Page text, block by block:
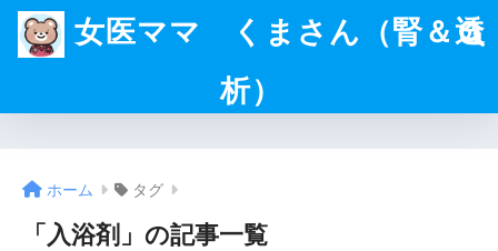
女医ママ くまさん（腎＆透
析）
ホーム タグ
「入浴剤」の記事一覧